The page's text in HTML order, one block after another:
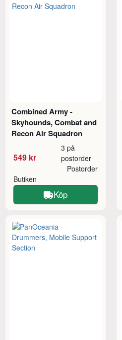
Combined Army -
Skyhounds, Combat and
Recon Air Squadron
549 kr
3 på
postorder
Butiken
Postorder
Köp